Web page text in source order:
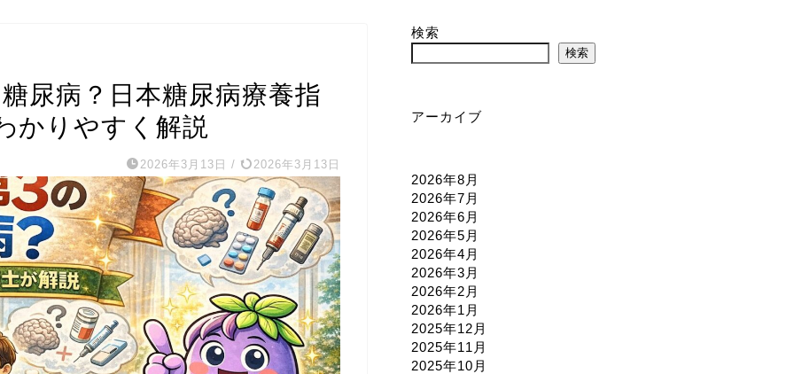
尿病？日本糖尿病療養指
かりやすく解説
2026年3月13日 / 2026年3月13日
検索
検索
アーカイブ
2026年8月
2026年7月
2026年6月
2026年5月
2026年4月
2026年3月
2026年2月
2026年1月
2025年12月
2025年11月
2025年10月